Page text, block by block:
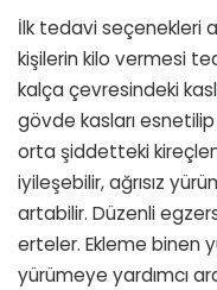
İlk tedavi seçenekleri
kişilerin kilo vermesi
kalça çevresindeki
gövde kasları
orta şiddetteki
iyileşebilir, ağrısız
artabilir. Düzenli
erteler. Ekleme binen
yürümeye yardımcı